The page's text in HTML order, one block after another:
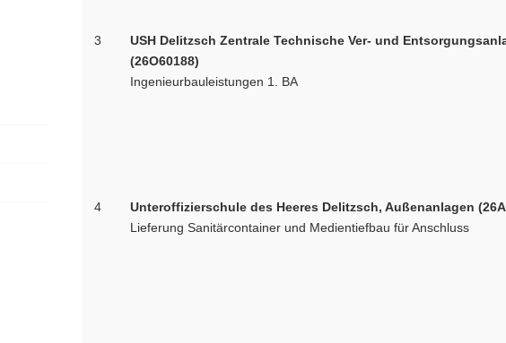
3
USH Delitzsch Zentrale Technische Ver- und
(26O60188)
Ingenieurbauleistungen 1. BA
4
Unteroffizierschule des Heeres Delitzsch, Außenanlagen
Lieferung Sanitärcontainer und Medientiefbau für Anschluss